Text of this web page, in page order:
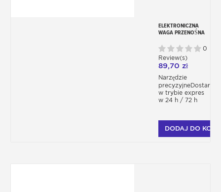
ELEKTRONICZNA
WAGA PRZENOŚNA
0
Review(s)
89,70 zł
Narzędzie
w trybie expres
w 24 h / 72 h
DODAJ DO